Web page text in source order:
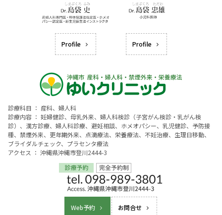
Profile Profile
診療科目 ： 産科、婦人科
診療内容 ： 妊婦健診、母乳外来、婦人科検診（子宮がん検診・乳がん検
診）、漢方診療、婦人科診療、避妊相談、ホメオパシー、乳児健診、予防接
種、禁煙外来、更年期外来、点滴療法、栄養療法、不妊治療、生理日移動、
ブライダルチェック、プラセンタ療法
アクセス ： 沖縄県沖縄市登川2444-3
Web予約 お問合せ